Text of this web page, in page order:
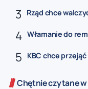
Rząd chce
Włamanie do
KBC chce
Chętnie czytane